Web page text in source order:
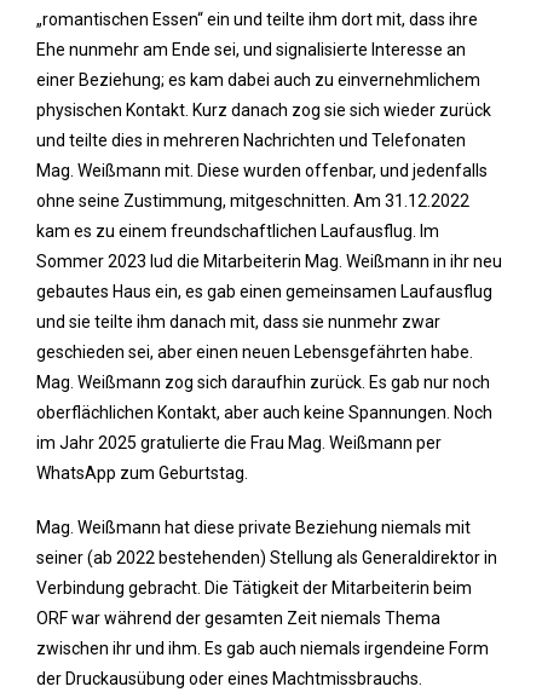
„romantischen Essen“ ein und teilte ihm dort mit, dass ihre
Ehe nunmehr am Ende sei, und signalisierte Interesse an
einer Beziehung; es kam dabei auch zu einvernehmlichem
physischen Kontakt. Kurz danach zog sie sich wieder zurück
und teilte dies in mehreren Nachrichten und Telefonaten
Mag. Weißmann mit. Diese wurden offenbar, und jedenfalls
ohne seine Zustimmung, mitgeschnitten. Am 31.12.2022
kam es zu einem freundschaftlichen Laufausflug. Im
Sommer 2023 lud die Mitarbeiterin Mag. Weißmann in ihr neu
gebautes Haus ein, es gab einen gemeinsamen Laufausflug
und sie teilte ihm danach mit, dass sie nunmehr zwar
geschieden sei, aber einen neuen Lebensgefährten habe.
Mag. Weißmann zog sich daraufhin zurück. Es gab nur noch
oberflächlichen Kontakt, aber auch keine Spannungen. Noch
im Jahr 2025 gratulierte die Frau Mag. Weißmann per
WhatsApp zum Geburtstag.
Mag. Weißmann hat diese private Beziehung niemals mit
seiner (ab 2022 bestehenden) Stellung als Generaldirektor in
Verbindung gebracht. Die Tätigkeit der Mitarbeiterin beim
ORF war während der gesamten Zeit niemals Thema
zwischen ihr und ihm. Es gab auch niemals irgendeine Form
der Druckausübung oder eines Machtmissbrauchs.